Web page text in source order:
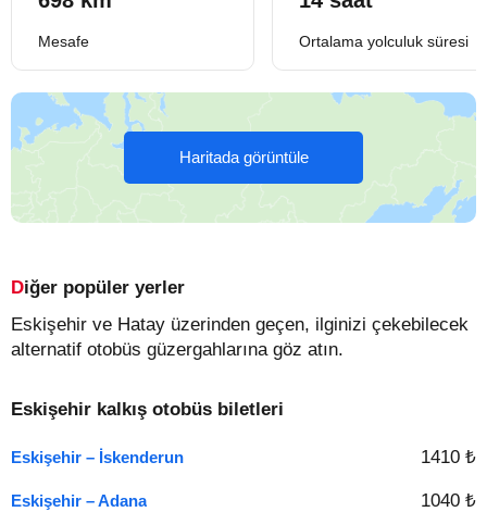
Mesafe Ortalama yolculuk süresi
Haritada görüntüle
Diğer popüler yerler
Eskişehir ve Hatay üzerinden geçen, ilginizi çekebilecek
alternatif otobüs güzergahlarına göz atın.
Eskişehir kalkış otobüs biletleri
Eskişehir – İskenderun 1410 ₺
Eskişehir – Adana 1040 ₺